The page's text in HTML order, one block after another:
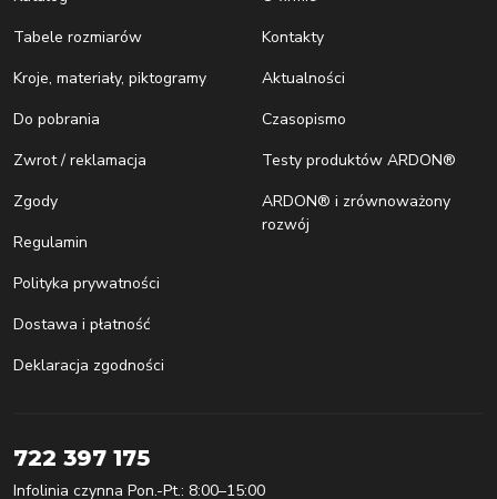
Tabele rozmiarów
Kroje, materiały, piktogramy
Do pobrania
Zwrot / reklamacja
Zgody
Regulamin
Polityka prywatności
Dostawa i płatność
Deklaracja zgodności
Kontakty
Aktualności
Czasopismo
Testy produktów ARDON®
ARDON® i zrównoważony
rozwój
722 397 175
Infolinia czynna Pon.-Pt.: 8:00–15:00